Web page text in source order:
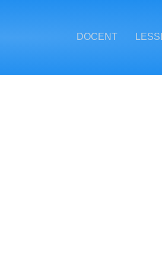
DOCENT